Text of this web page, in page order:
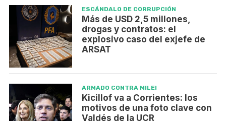
ESCÁNDALO DE CORRUPCIÓN
Más de USD 2,5 millones,
drogas y contratos: el
explosivo caso del exjefe de
ARSAT
ARMADO CONTRA MILEI
Kicillof va a Corrientes: los
motivos de una foto clave con
Valdés de la UCR